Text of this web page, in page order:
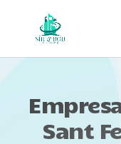
Sant